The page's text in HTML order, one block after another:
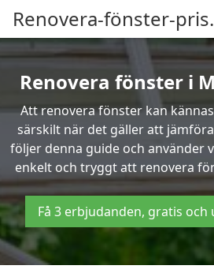
Renovera-fönster-
Renovera fönster i
Att renovera fönster kan
särskilt när det gäller att
följer denna guide och använder
enkelt och tryggt att renovera
Få 3 erbjudanden, gratis